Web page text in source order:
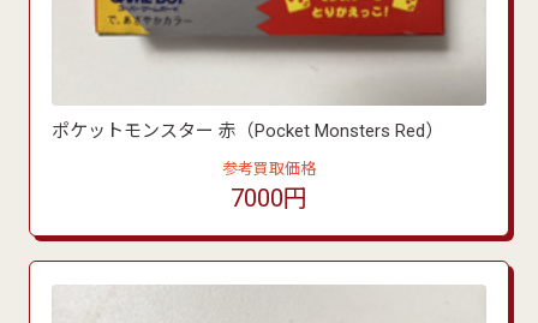
ポケットモンスター 赤（Pocket Monsters Red）
参考買取価格
7000円